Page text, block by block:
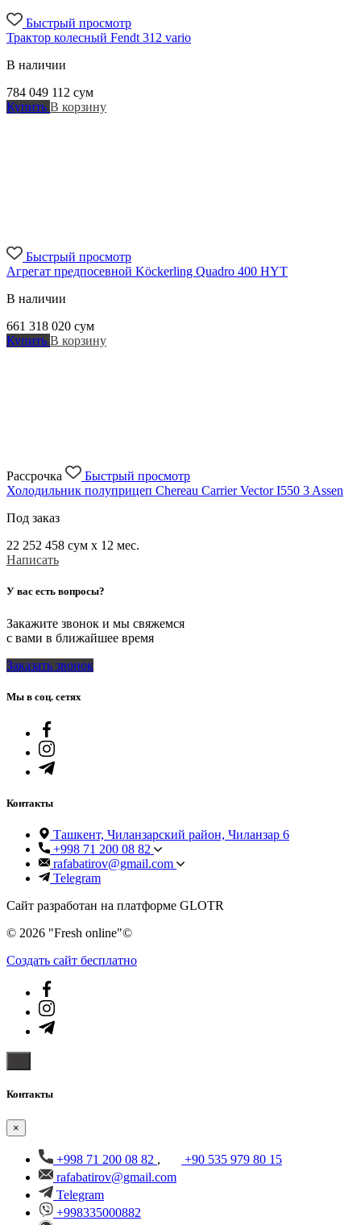
Быстрый просмотр
Трактор колесный Fendt 312 vario
В наличии
784 049 112 сум
Купить В корзину
Быстрый просмотр
Агрегат предпосевной Köckerling Quadro 400 HYT
В наличии
661 318 020 сум
Купить В корзину
Рассрочка
Быстрый просмотр
Холодильник полуприцеп Chereau Carrier Vector I550 3 Assen
Под заказ
22 252 458 сум x 12 мес.
Написать
У вас есть вопросы?
Закажите звонок и мы свяжемся
с вами в ближайшее время
Заказать звонок
Мы в соц. сетях
Контакты
Ташкент, Чиланзарский район, Чиланзар 6
+998 71 200 08 82
rafabatirov@gmail.com
Telegram
Сайт разработан на платформе GLOTR
© 2026 "Fresh online"©️
Создать cайт бесплатно
Контакты
×
+998 71 200 08 82 ,
+90 535 979 80 15
rafabatirov@gmail.com
Telegram
+998335000882